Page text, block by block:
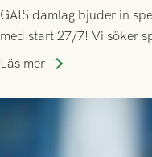
GAIS damlag bjuder in
med start 27/7! Vi söker
division 3-nivå.
Läs mer